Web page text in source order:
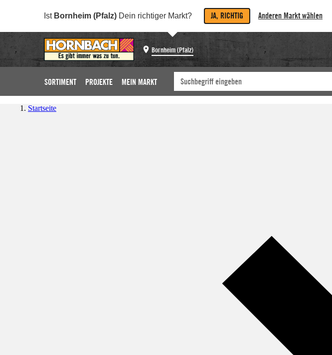
Ist Bornheim (Pfalz) Dein richtiger Markt? JA, RICHTIG Anderen Markt wählen
Bornheim (Pfalz)
SORTIMENT PROJEKTE MEIN MARKT
Startseite